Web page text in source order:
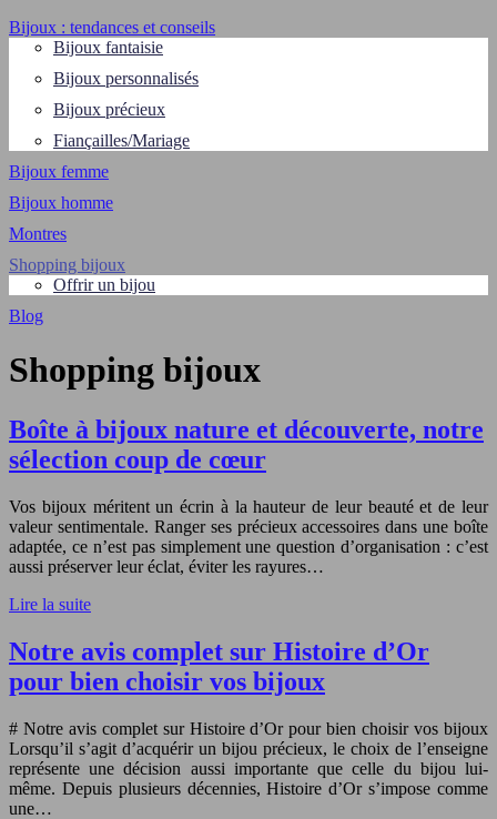
Bijoux : tendances et conseils
Bijoux fantaisie
Bijoux personnalisés
Bijoux précieux
Fiançailles/Mariage
Bijoux femme
Bijoux homme
Montres
Shopping bijoux
Offrir un bijou
Blog
Shopping bijoux
Boîte à bijoux nature et découverte, notre
sélection coup de cœur
Vos bijoux méritent un écrin à la hauteur de leur beauté et de leur
valeur sentimentale. Ranger ses précieux accessoires dans une boîte
adaptée, ce n’est pas simplement une question d’organisation : c’est
aussi préserver leur éclat, éviter les rayures…
Lire la suite
Notre avis complet sur Histoire d’Or
pour bien choisir vos bijoux
# Notre avis complet sur Histoire d’Or pour bien choisir vos bijoux
Lorsqu’il s’agit d’acquérir un bijou précieux, le choix de l’enseigne
représente une décision aussi importante que celle du bijou lui-
même. Depuis plusieurs décennies, Histoire d’Or s’impose comme
une…